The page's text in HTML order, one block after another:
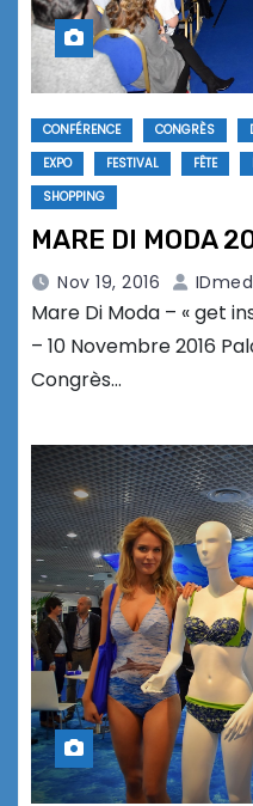
CONFÉRENCE CONGRÈS
EXPO
FESTIVAL FÊTE
SHOPPING
MARE DI MODA
Nov 19, 2016
Mare Di Moda – « get
– 10 Novembre 2016
Congrès…